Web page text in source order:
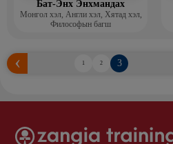
Бат-Энх Энхмандах
Монгол хэл, Англи хэл, Хятад хэл,
Философын багш
1 2 3